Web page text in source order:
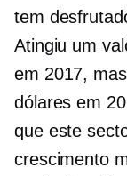
tem
Atingiu um
em 2017,
dólares em
que este
crescimento